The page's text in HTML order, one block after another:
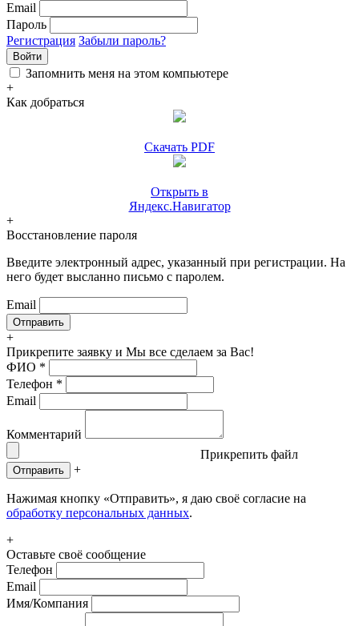
Email
Пароль
Регистрация Забыли пароль?
Войти
Запомнить меня на этом компьютере
+
Как добраться
Скачать PDF
Открыть в
Яндекс.Навигатор
+
Восстановление пароля
Введите электронный адрес, указанный при регистрации. На
него будет высланно письмо с паролем.
Email
+
Прикрепите заявку и Мы все сделаем за Вас!
ФИО *
Телефон *
Email
Комментарий
Прикрепить файл
Отправить +
Нажимая кнопку «Отправить», я даю своё согласие на
обработку персональных данных.
+
Оставьте своё сообщение
Телефон
Email
Имя/Компания